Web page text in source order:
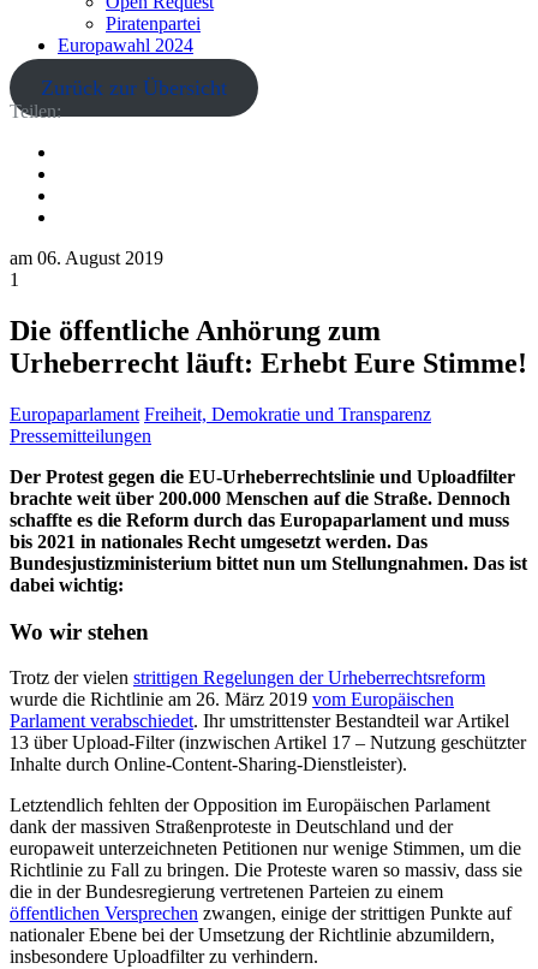
Piratenpartei
Europawahl 2024
Zurück zur Übersicht
Teilen:
am 06. August 2019
1
Die öffentliche Anhörung zum
Urheberrecht läuft: Erhebt Eure Stimme!
Europaparlament Freiheit, Demokratie und Transparenz
Pressemitteilungen
Der Protest gegen die EU-Urheberrechtslinie und Uploadfilter
brachte weit über 200.000 Menschen auf die Straße. Dennoch
schaffte es die Reform durch das Europaparlament und muss
bis 2021 in nationales Recht umgesetzt werden. Das
Bundesjustizministerium bittet nun um Stellungnahmen. Das ist
dabei wichtig:
Wo wir stehen
Trotz der vielen strittigen Regelungen der Urheberrechtsreform
wurde die Richtlinie am 26. März 2019 vom Europäischen
Parlament verabschiedet. Ihr umstrittenster Bestandteil war Artikel
13 über Upload-Filter (inzwischen Artikel 17 – Nutzung geschützter
Inhalte durch Online-Content-Sharing-Dienstleister).
Letztendlich fehlten der Opposition im Europäischen Parlament
dank der massiven Straßenproteste in Deutschland und der
europaweit unterzeichneten Petitionen nur wenige Stimmen, um die
Richtlinie zu Fall zu bringen. Die Proteste waren so massiv, dass sie
die in der Bundesregierung vertretenen Parteien zu einem
öffentlichen Versprechen zwangen, einige der strittigen Punkte auf
nationaler Ebene bei der Umsetzung der Richtlinie abzumildern,
insbesondere Uploadfilter zu verhindern.